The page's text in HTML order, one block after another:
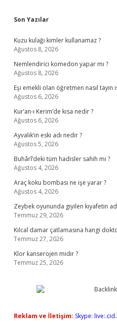
Sidebar
Son Yazılar
Kuzu kulağı kimler kullanamaz ?
Ağustos 8, 2026
Nemlendirici komedon yapar mı ?
Ağustos 8, 2026
Eşi emekli olan öğretmen nasıl tayin
Ağustos 6, 2026
Kur’an-ı Kerim’de kısa nedir ?
Ağustos 6, 2026
Ayvalık’ın eski adı nedir ?
Ağustos 5, 2026
Buhârî’deki tüm hadisler sahih mi ?
Ağustos 4, 2026
Araç koku bombası ne işe yarar ?
Ağustos 4, 2026
Zeybek oyununda giyilen kıyafetin
Temmuz 29, 2026
Kılcal damar çatlamasına hangi
Temmuz 27, 2026
Klor kanserojen midir ?
Temmuz 25, 2026
Reklam ve İletişim: Skype: